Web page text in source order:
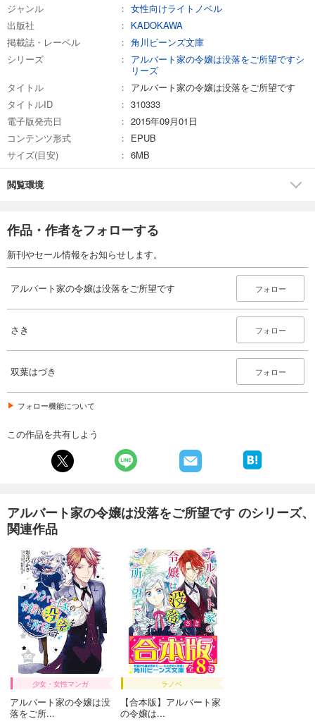
ジャンル
女性向けライトノベル
出版社
KADOKAWA
掲載誌・レーベル
角川ビーンズ文庫
シリーズ
アルバート家の令嬢は没落をご所望ですシ
リーズ
タイトル
アルバート家の令嬢は没落をご所望です
タイトルID
310333
電子版発売日
2015年09月01日
コンテンツ形式
EPUB
サイズ(目安)
6MB
閲覧環境
作品・作者をフォローする
新刊やセール情報をお知らせします。
アルバート家の令嬢は没落をご所望です フォロー
さき フォロー
双葉はづき フォロー
フォロー機能について
この作品を共有しよう
アルバート家の令嬢は没落をご所望です のシリーズ、
関連作品
少女・女性マンガ
アルバート家の令嬢は没
落をご所...
ラノベ
【合本版】アルバート家
の令嬢は...